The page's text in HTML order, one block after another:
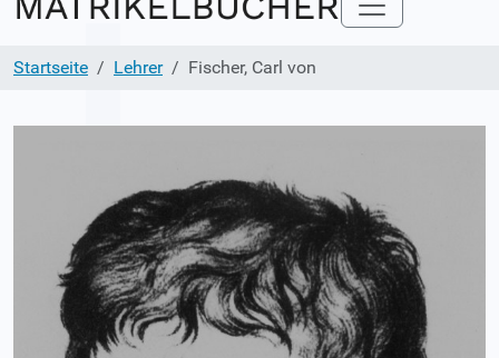
Startseite Lehrer Fischer, Carl von